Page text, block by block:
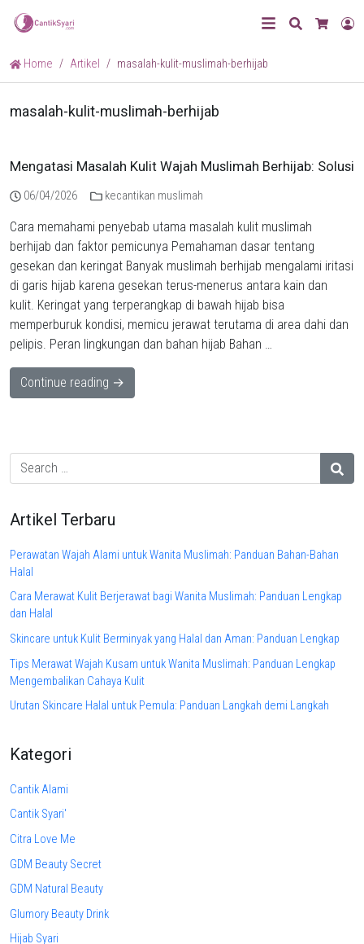
Search
Home Artikel masalah-kulit-muslimah-berhijab
masalah-kulit-muslimah-berhijab
Mengatasi Masalah Kulit Wajah Muslimah Berhijab: Solusi
06/04/2026 kecantikan muslimah
Cara memahami penyebab utama masalah kulit muslimah
berhijab dan faktor pemicunya Pemahaman dasar tentang
gesekan dan keringat Banyak muslimah berhijab mengalami iritasi
di garis hijab karena gesekan terus-menerus antara kain dan
kulit. Keringat yang terperangkap di bawah hijab bisa
memperburuk kondisi, memicu jerawat terutama di area dahi dan
pelipis. Peran lingkungan dan bahan hijab Bahan …
Continue reading →
Artikel Terbaru
Perawatan Wajah Alami untuk Wanita Muslimah: Panduan Bahan-Bahan
Halal
Cara Merawat Kulit Berjerawat bagi Wanita Muslimah: Panduan Lengkap
dan Halal
Skincare untuk Kulit Berminyak yang Halal dan Aman: Panduan Lengkap
Tips Merawat Wajah Kusam untuk Wanita Muslimah: Panduan Lengkap
Mengembalikan Cahaya Kulit
Urutan Skincare Halal untuk Pemula: Panduan Langkah demi Langkah
Kategori
Cantik Alami
Cantik Syari'
Citra Love Me
GDM Beauty Secret
GDM Natural Beauty
Glumory Beauty Drink
Hijab Syari